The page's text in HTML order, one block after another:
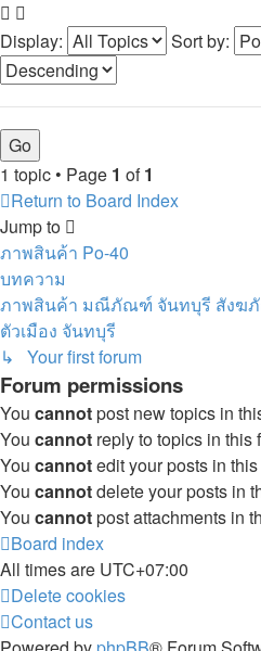
Display: Sort by:
1 topic • Page 1 of1
Return to Board Index
Jump to
ภาพสินค้า Po-40
บทความ
ภาพสินค้า มณีภัณฑ์ จันทบุรี สังฆ
ตัวเมือง จันทบุรี
↳ Your first forum
Forum permissions
You cannotpost new topics in
You cannot reply to topics in this
You cannotedit your posts in
You cannotdelete your posts in
You cannotpost attachments in
Board index
All times are UTC+07:00
Delete cookies
Contact us